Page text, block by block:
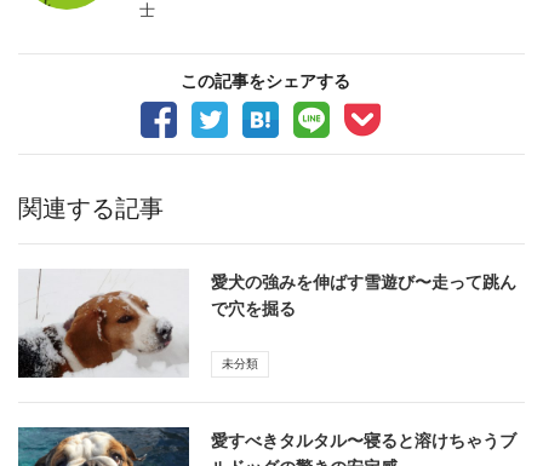
士
この記事をシェアする
関連する記事
愛犬の強みを伸ばす雪遊び〜走って跳ん
で穴を掘る
未分類
愛すべきタルタル〜寝ると溶けちゃうブ